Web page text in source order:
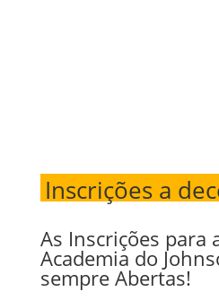
Inscrições a
As Inscrições para
Academia do
sempre Abertas!